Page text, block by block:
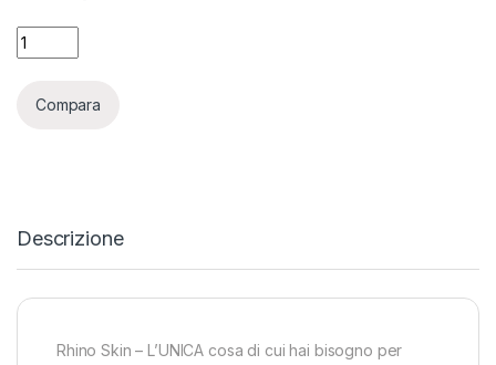
ADVANCED NUTRIENTS - RHINO SKIN - 5L quantity
Compara
Descrizione
Rhino Skin – L’UNICA cosa di cui hai bisogno per